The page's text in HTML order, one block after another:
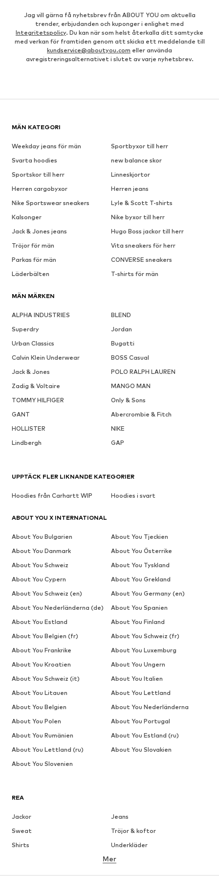
Jag vill gärna få nyhetsbrev från ABOUT YOU om aktuella
trender, erbjudanden och kuponger i enlighet med
Integritetspolicy. Du kan när som helst återkalla ditt samtycke
med verkan för framtiden genom att skicka ett meddelande till
kundservice@aboutyou.com eller använda
avregistreringsalternativet i slutet av varje nyhetsbrev.
MÄN KATEGORI
Weekday jeans för män
Sportbyxor till herr
Svarta hoodies
new balance skor
Sportskor till herr
Linneskjortor
Herren cargobyxor
Herren jeans
Nike Sportswear sneakers
Lyle & Scott T-shirts
Kalsonger
Nike byxor till herr
Jack & Jones jeans
Hugo Boss jackor till herr
Tröjor för män
Vita sneakers för herr
Parkas för män
CONVERSE sneakers
Läderbälten
T-shirts för män
MÄN MÄRKEN
ALPHA INDUSTRIES
BLEND
Superdry
Jordan
Urban Classics
Bugatti
Calvin Klein Underwear
BOSS Casual
Jack & Jones
POLO RALPH LAUREN
Zadig & Voltaire
MANGO MAN
TOMMY HILFIGER
Only & Sons
GANT
Abercrombie & Fitch
HOLLISTER
NIKE
Lindbergh
GAP
REA
Jackor
Jeans
Sweat
Tröjor & koftor
Shirts
Underkläder
Skjortor
Mer
UPPTÄCK FLER LIKNANDE KATEGORIER
Hoodies från Carhartt WIP Hoodies i svart
ABOUT YOU X INTERNATIONAL
About You Bulgarien
About You Tjeckien
About You Danmark
About You Österrike
About You Schweiz
About You Tyskland
About You Cypern
About You Grekland
About You Schweiz (en)
About You Germany (en)
About You Nederländerna (de)
About You Spanien
About You Estland
About You Finland
About You Belgien (fr)
About You Schweiz (fr)
About You Frankrike
About You Luxemburg
About You Kroatien
About You Ungern
About You Schweiz (it)
About You Italien
About You Litauen
About You Lettland
About You Belgien
About You Nederländerna
About You Polen
About You Portugal
About You Rumänien
About You Estland (ru)
About You Lettland (ru)
About You Slovakien
About You Slovenien